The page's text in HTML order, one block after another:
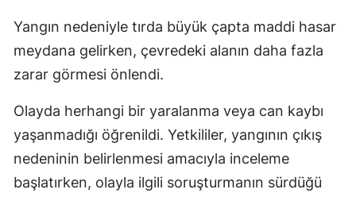
Yangın nedeniyle tırda büyük çapta maddi hasar
meydana gelirken, çevredeki alanın daha fazla
zarar görmesi önlendi.
Olayda herhangi bir yaralanma veya can kaybı
yaşanmadığı öğrenildi. Yetkililer, yangının çıkış
nedeninin belirlenmesi amacıyla inceleme
başlatırken, olayla ilgili soruşturmanın sürdüğü